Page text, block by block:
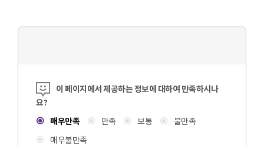
콘텐츠 만족도 조사
이 페이지에서 제공하는 정보에 대하여 만족하시나
요?
매우만족
만족 보통
불만족
매우불만족